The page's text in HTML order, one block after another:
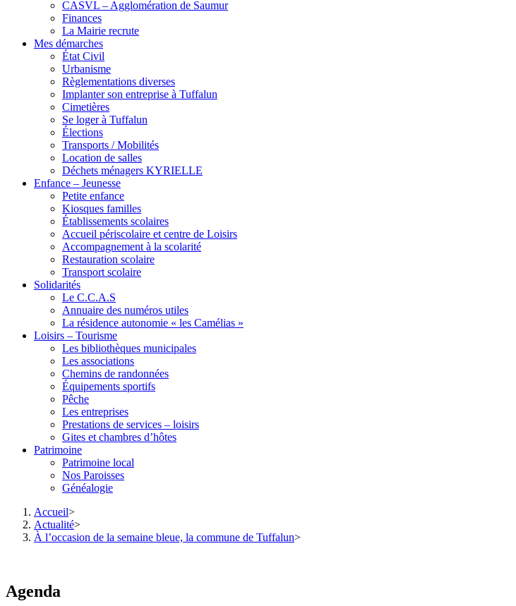
CASVL – Agglomération de Saumur
Finances
La Mairie recrute
Mes démarches
État Civil
Urbanisme
Règlementations diverses
Implanter son entreprise à Tuffalun
Cimetières
Se loger à Tuffalun
Élections
Transports / Mobilités
Location de salles
Déchets ménagers KYRIELLE
Enfance – Jeunesse
Petite enfance
Kiosques familles
Établissements scolaires
Accueil périscolaire et centre de Loisirs
Accompagnement à la scolarité
Restauration scolaire
Transport scolaire
Solidarités
Le C.C.A.S
Annuaire des numéros utiles
La résidence autonomie « les Camélias »
Loisirs – Tourisme
Les bibliothèques municipales
Les associations
Chemins de randonnées
Équipements sportifs
Pêche
Les entreprises
Prestations de services – loisirs
Gites et chambres d’hôtes
Patrimoine
Patrimoine local
Nos Paroisses
Généalogie
Accueil>
Actualité>
À l’occasion de la semaine bleue, la commune de Tuffalun>
Agenda